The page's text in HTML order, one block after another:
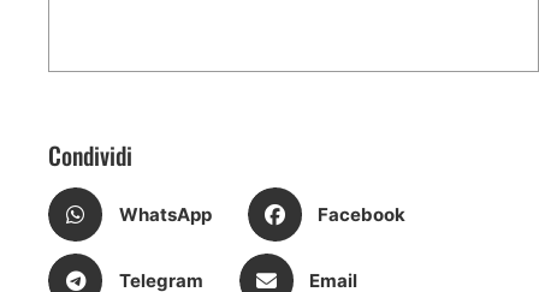
Condividi
WhatsApp Facebook
Telegram Email